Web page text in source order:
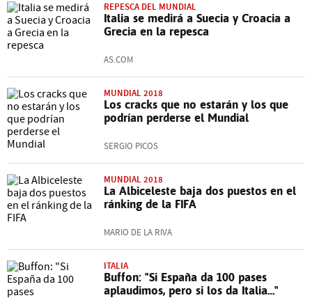
REPESCA DEL MUNDIAL
Italia se medirá a Suecia y Croacia a
Grecia en la repesca
AS.COM
MUNDIAL 2018
Los cracks que no estarán y los que
podrían perderse el Mundial
SERGIO PICOS
MUNDIAL 2018
La Albiceleste baja dos puestos en el
ránking de la FIFA
MARIO DE LA RIVA
ITALIA
Buffon: "Si España da 100 pases
aplaudimos, pero si los da Italia…"